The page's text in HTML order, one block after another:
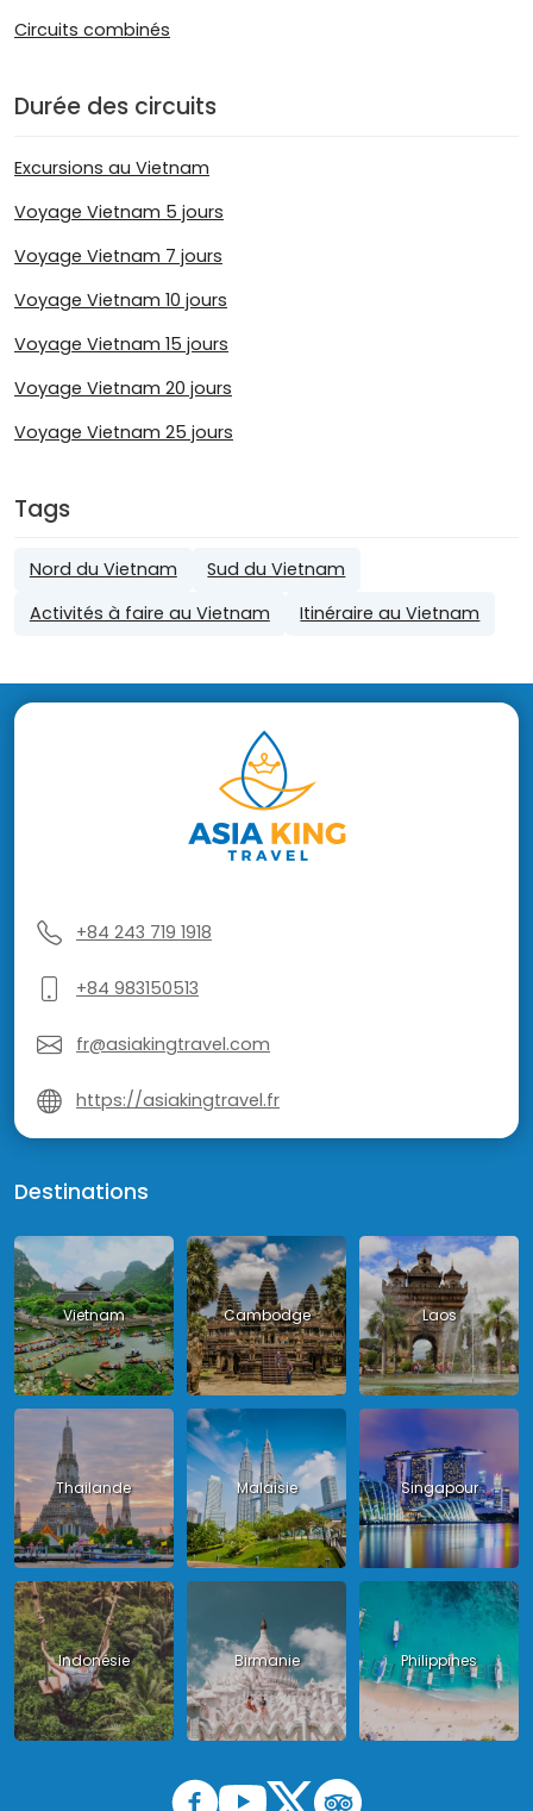
Circuits combinés
Durée des circuits
Excursions au Vietnam
Voyage Vietnam 5 jours
Voyage Vietnam 7 jours
Voyage Vietnam 10 jours
Voyage Vietnam 15 jours
Voyage Vietnam 20 jours
Voyage Vietnam 25 jours
Tags
Nord du Vietnam
Sud du Vietnam
Activités à faire au Vietnam
Itinéraire au Vietnam
+84 243 719 1918
+84 983150513
fr@asiakingtravel.com
https://asiakingtravel.fr
Destinations
Vietnam Cambodge Laos
Thailande Malaisie Singapour
Indonésie Birmanie Philippines